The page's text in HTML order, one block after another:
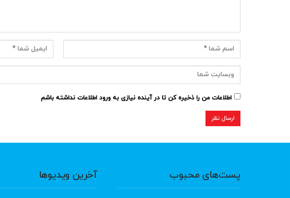
اطلاعات من را ذخیره کن تا در آینده نیازی به ورود اطلاعات نداشته باشم
پست‌های محبوب آخرین ویدیوها